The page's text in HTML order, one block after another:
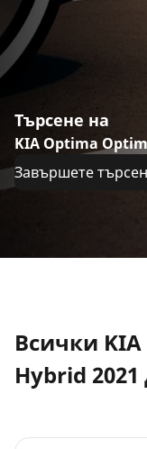
Търсене на
KIA Optima
Завършете
Всички
Hybrid